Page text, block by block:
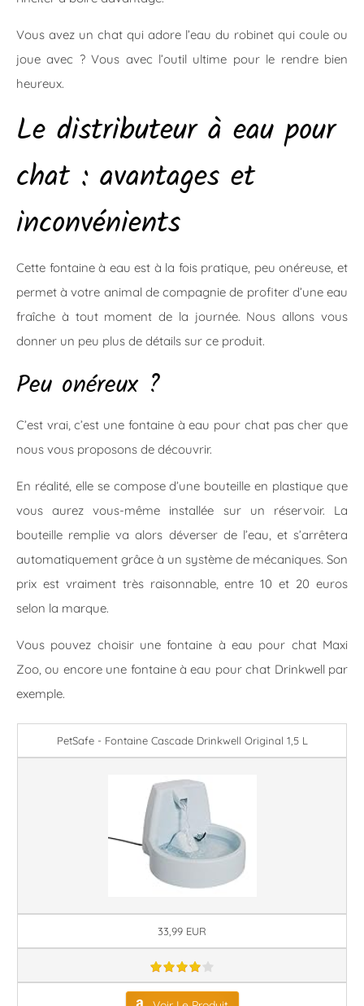
Vous avez un chat qui adore l’eau du robinet qui coule ou
joue avec ? Vous avec l’outil ultime pour le rendre bien
heureux.
Le distributeur à eau pour
chat : avantages et
inconvénients
Cette fontaine à eau est à la fois pratique, peu onéreuse, et
permet à votre animal de compagnie de profiter d’une eau
fraîche à tout moment de la journée. Nous allons vous
donner un peu plus de détails sur ce produit.
Peu onéreux ?
C’est vrai, c’est une fontaine à eau pour chat pas cher que
nous vous proposons de découvrir.
En réalité, elle se compose d’une bouteille en plastique que
vous aurez vous-même installée sur un réservoir. La
bouteille remplie va alors déverser de l’eau, et s’arrêtera
automatiquement grâce à un système de mécaniques. Son
prix est vraiment très raisonnable, entre 10 et 20 euros
selon la marque.
Vous pouvez choisir une fontaine à eau pour chat Maxi
Zoo, ou encore une fontaine à eau pour chat Drinkwell par
exemple.
PetSafe - Fontaine Cascade Drinkwell Original 1,5 L
33,99 EUR